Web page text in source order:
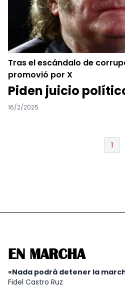
Tras el escándalo de
promovió por X
Piden juicio
16/2/2025
1
EN MARCHA
«Nada podrá detener la
Fidel Castro Ruz